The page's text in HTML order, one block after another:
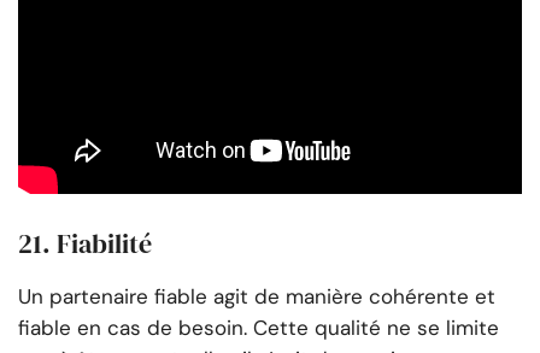
21. Fiabilité
Un partenaire fiable agit de manière cohérente et
fiable en cas de besoin. Cette qualité ne se limite